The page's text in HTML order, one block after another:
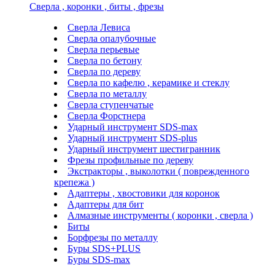
Сверла , коронки , биты , фрезы
Сверла Левиса
Сверла опалубочные
Сверла перьевые
Сверла по бетону
Сверла по дереву
Сверла по кафелю , керамике и стеклу
Сверла по металлу
Сверла ступенчатые
Сверла Форстнера
Ударный инструмент SDS-max
Ударный инструмент SDS-plus
Ударный инструмент шестигранник
Фрезы профильные по дереву
Экстракторы , выколотки ( поврежденного
крепежа )
Адаптеры , хвостовики для коронок
Адаптеры для бит
Алмазные инструменты ( коронки , сверла )
Биты
Борфрезы по металлу
Буры SDS+PLUS
Буры SDS-max